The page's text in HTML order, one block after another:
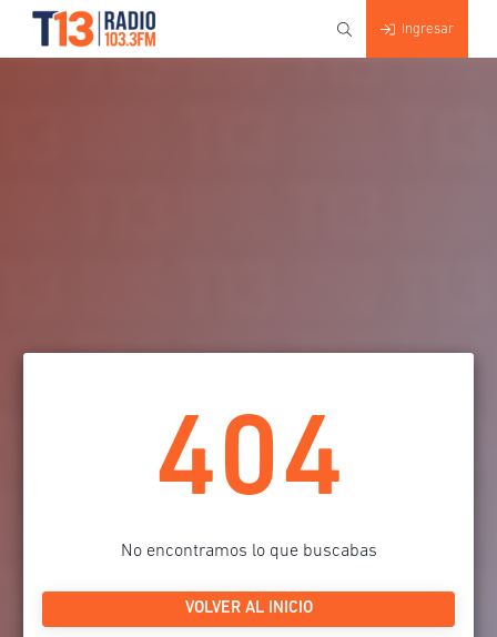
Ingresar
404
No encontramos lo que buscabas
VOLVER AL INICIO